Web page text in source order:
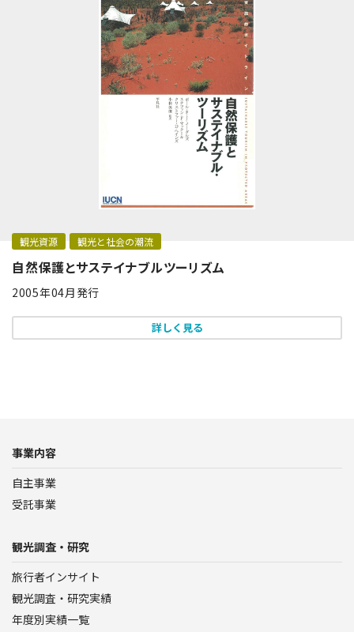
観光資源 観光と社会の潮流
自然保護とサステイナブルツーリズム
2005年04月発行
詳しく見る
事業内容
自主事業
受託事業
観光調査・研究
旅行者インサイト
観光調査・研究実績
年度別実績一覧